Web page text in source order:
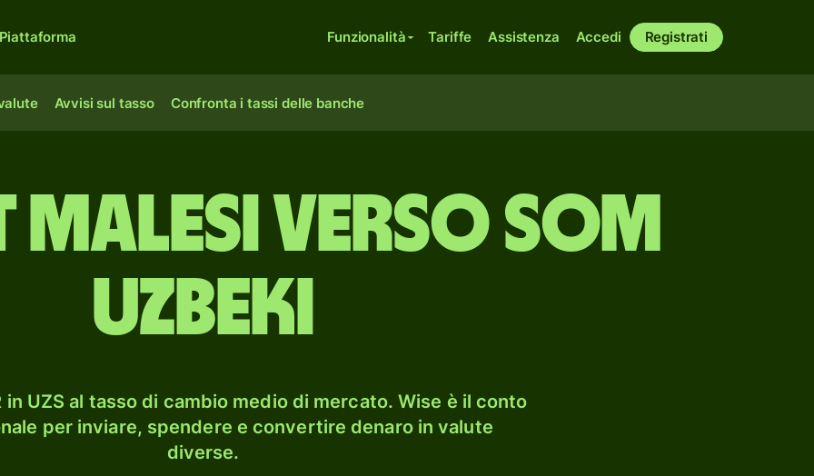
Funzionalità Tariffe Assistenza Accedi Registrati
Avvisi sul tasso Confronta i tassi delle banche
verso som
uzbeki
in UZS al tasso di cambio medio di mercato. Wise è il conto
per inviare, spendere e convertire denaro in valute
diverse.